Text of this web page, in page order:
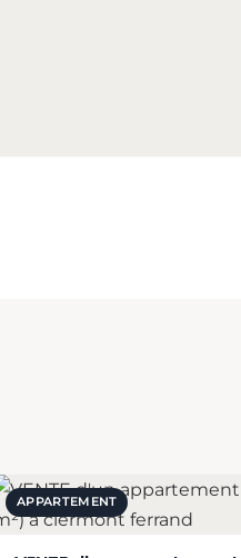
APPARTEMENT